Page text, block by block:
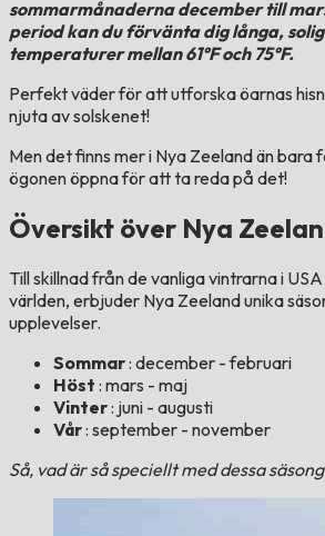
sommarmånaderna december till
period kan du förvänta dig långa,
temperaturer mellan 61°F och 75°F.
Perfekt väder för att utforska öarnas
njuta av solskenet!
Men det finns mer i Nya Zeeland än bara
ögonen öppna för att ta reda på det!
Översikt över Nya
Till skillnad från de vanliga vintrarna i
världen, erbjuder Nya Zeeland unika
upplevelser.
Sommar: december - februari
Höst : mars - maj
Vinter: juni - augusti
Vår: september - november
Så, vad är så speciellt med dessa